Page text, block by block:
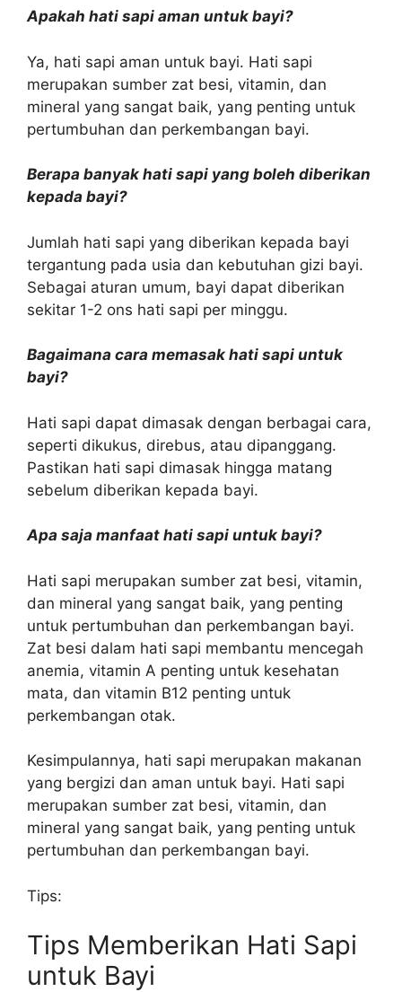
Apakah hati sapi aman untuk bayi?
Ya, hati sapi aman untuk bayi. Hati sapi
merupakan sumber zat besi, vitamin, dan
mineral yang sangat baik, yang penting untuk
pertumbuhan dan perkembangan bayi.
Berapa banyak hati sapi yang boleh diberikan
kepada bayi?
Jumlah hati sapi yang diberikan kepada bayi
tergantung pada usia dan kebutuhan gizi bayi.
Sebagai aturan umum, bayi dapat diberikan
sekitar 1-2 ons hati sapi per minggu.
Bagaimana cara memasak hati sapi untuk
bayi?
Hati sapi dapat dimasak dengan berbagai cara,
seperti dikukus, direbus, atau dipanggang.
Pastikan hati sapi dimasak hingga matang
sebelum diberikan kepada bayi.
Apa saja manfaat hati sapi untuk bayi?
Hati sapi merupakan sumber zat besi, vitamin,
dan mineral yang sangat baik, yang penting
untuk pertumbuhan dan perkembangan bayi.
Zat besi dalam hati sapi membantu mencegah
anemia, vitamin A penting untuk kesehatan
mata, dan vitamin B12 penting untuk
perkembangan otak.
Kesimpulannya, hati sapi merupakan makanan
yang bergizi dan aman untuk bayi. Hati sapi
merupakan sumber zat besi, vitamin, dan
mineral yang sangat baik, yang penting untuk
pertumbuhan dan perkembangan bayi.
Tips:
Tips Memberikan Hati Sapi
untuk Bayi